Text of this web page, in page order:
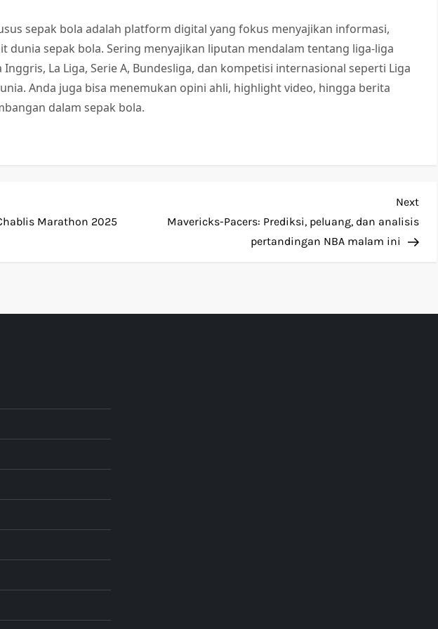
sepak bola adalah platform digital yang fokus menyajikan informasi,
dunia sepak bola. Sering menyajikan liputan mendalam tentang liga-liga
La Liga, Serie A, Bundesliga, dan kompetisi internasional seperti Liga
Anda juga bisa menemukan opini ahli, highlight video, hingga berita
dalam sepak bola.
Marathon 2025
Next
Mavericks-Pacers: Prediksi, peluang, dan analisis
pertandingan NBA malam ini